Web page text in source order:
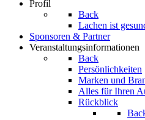
Profil
Back
Lachen ist
Sponsoren & Partner
Veranstaltungsinformationen
Back
Persönlichkeiten
Marken und
Alles für Ihren
Rückblick